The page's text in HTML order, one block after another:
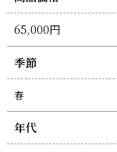
65,000円
季節
春
年代